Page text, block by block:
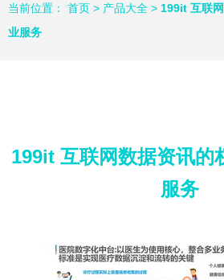
当前位置： 首页 > 产品大全 > 199it 互联
业服务
199it 互联网数据资讯的
服务